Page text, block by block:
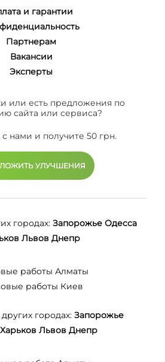
и гарантии
Партнерам
Вакансии
Эксперты
или есть предложения по
сайта или сервиса?
нами и получите 50 грн.
УЛУЧШЕНИЯ
городах: Запорожье Одесса
Львов Днепр
работы Алматы
работы Киев
городах: Запорожье
Харьков Львов Днепр